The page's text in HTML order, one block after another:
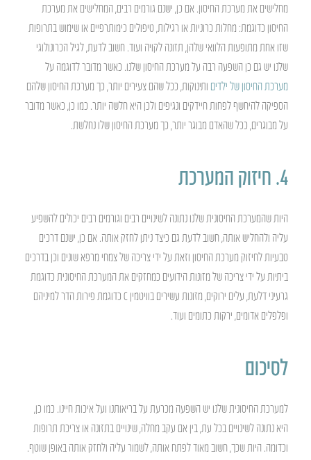
מחלישים את מערכת החיסון. אם כן, ישנם גורמים רבים, המחלישים את מערכת
החיסון כדוגמת: מחלות כרוניות או רגילות, טיפולים כימותרפיים או שימוש בתרופות
שזו אחת מתופעות הלוואי שלהן, תזונה לקויה ועוד. חשוב לדעת, לגיל הכרונולוגי
שלנו יש גם כן השפעה רבה על מערכת החיסון שלנו. כאשר מדובר לדוגמה על
מערכת החיסון של ילדים ותינוקות, ככל שהם צעירים יותר, כך מערכת החיסון שלהם
הספיקה להיחשף לפחות חיידקים ונגיפים ולכן היא חלשה יותר. כמו כן, כאשר מדובר
על מבוגרים, ככל שהאדם מבוגר יותר, כך מערכת החיסון שלו נחלשת.
4. חיזוק המערכת
היות שהמערכת החיסונית שלנו נתונה לשינויים רבים וגורמים רבים יכולים להשפיע
עליה ולהחליש אותה, חשוב לדעת גם כיצד ניתן לחזק אותה. אם כן, ישנם דרכים
טבעיות לחיזוק מערכת החיסון וזאת על ידי צריכה של צמחי מרפא שונים וכן בדרכים
ביתיות על ידי צריכה של מזונות הידועים כמחזקים את המערכת החיסונית כדוגמת
גרעיני דלעת, עלים ירוקים, מזונות עשירים בוויטמין C כדוגמת פירות הדר למיניהם
ופלפלים אדומים, ירקות כתומים ועוד.
לסיכום
למערכת החיסונית שלנו יש השפעה מכרעת על בריאותנו ועל איכות חיינו. כמו כן,
היא נתונה לשינויים בכל עת, בין אם עקב מחלה, שינויים בתזונה או צריכת תרופות
וכדומה. היות שכך, חשוב מאוד לפתח אותה, לשמור עליה ולחזק אותה באופן שוטף.